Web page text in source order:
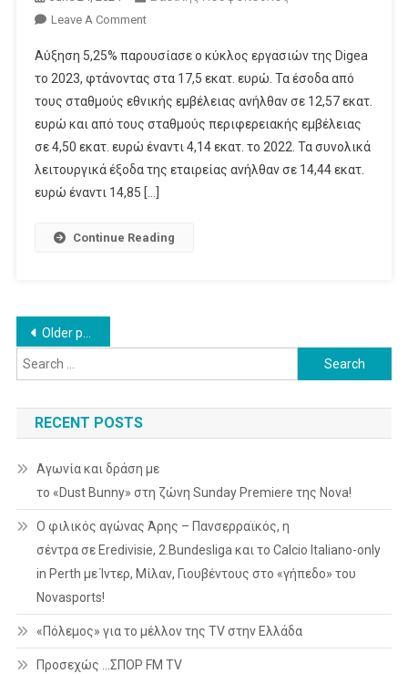
Leave A CommentOn
Τα
Κέρδη
Της
Η
Digea
Το
2023
Αύξηση 5,25% παρουσίασε ο κύκλος εργασιών της Digea
το 2023, φτάνοντας στα 17,5 εκατ. ευρώ. Τα έσοδα από
τους σταθμούς εθνικής εμβέλειας ανήλθαν σε 12,57 εκατ.
ευρώ και από τους σταθμούς περιφερειακής εμβέλειας
σε 4,50 εκατ. ευρώ έναντι 4,14 εκατ. το 2022. Τα συνολικά
λειτουργικά έξοδα της εταιρείας ανήλθαν σε 14,44 εκατ.
ευρώ έναντι 14,85 […]
Continue Reading
Posts
navigation
Older posts
Search
for:
RECENT POSTS
Αγωνία και δράση με
το «Dust Bunny» στη ζώνη Sunday Premiere της Nova!
Ο φιλικός αγώνας Άρης – Πανσερραϊκός, η
σέντρα σε Eredivisie, 2.Bundesliga και το Calcio Italiano-only
in Perth με Ίντερ, Μίλαν, Γιουβέντους στο «γήπεδο» του
Novasports!
«Πόλεμος» για το μέλλον της TV στην Ελλάδα
Προσεχώς …ΣΠΟΡ FM TV